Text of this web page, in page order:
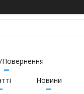
Повернення
Новини